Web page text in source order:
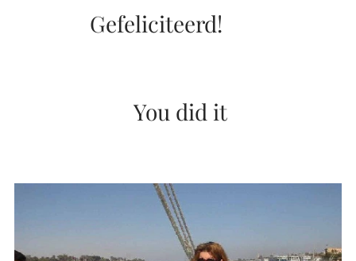
Gefeliciteerd!
You did it ❤️